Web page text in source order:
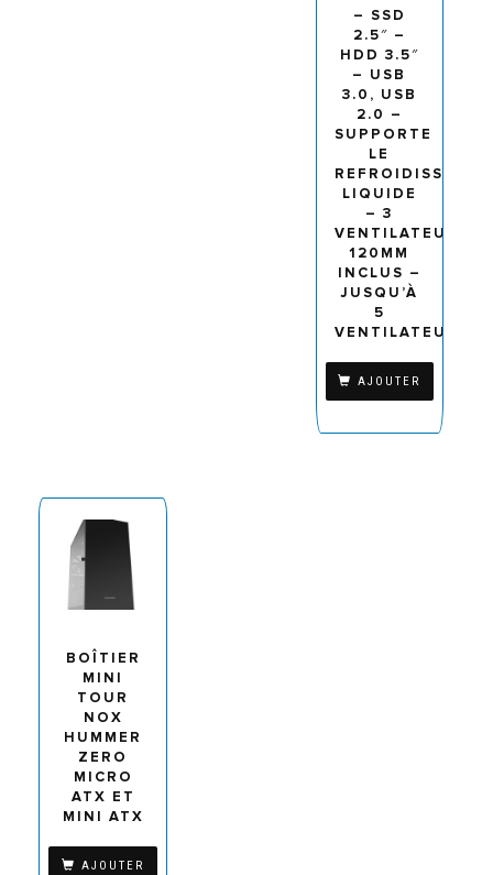
– SSD
2.5″ –
HDD 3.5″
– USB
3.0, USB
2.0 –
SUPPORTE
LE
LIQUIDE
– 3
VENTILATEURS
120MM
INCLUS –
JUSQU’À
5
VENTILATEURS
AJOUTER
BOÎTIER
MINI
TOUR
NOX
HUMMER
ZERO
MICRO
ATX ET
MINI ATX
AJOUTER